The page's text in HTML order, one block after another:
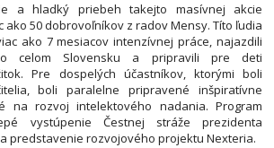
a hladký priebeh takejto masívnej akcie
ako 50 dobrovoľníkov z radov Mensy. Títo ľudia
ako 7 mesiacov intenzívnej práce, najazdili
celom Slovensku a pripravili pre deti
Pre dospelých účastníkov, ktorými boli
boli paralelne pripravené inšpiratívne
na rozvoj intelektového nadania. Program
vystúpenie Čestnej stráže prezidenta
predstavenie rozvojového projektu Nexteria.